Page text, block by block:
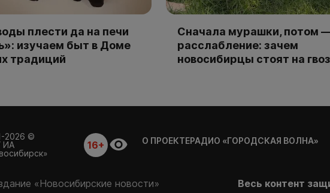
плести да на печи
изучаем быт в Доме
традиций
Сначала мурашки, потом
расслабление: зачем
новосибирцы стоят на
2026 ©
ИА
16+ О ПРОЕКТЕРАДИО «ГОРОДСКАЯ ВОЛНА»
«Новосибирские новости» Весь контент